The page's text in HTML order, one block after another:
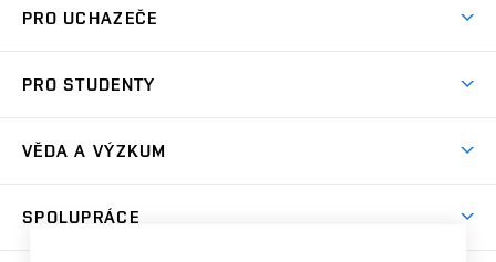
Koleje
Sport na VUT
Brno
PRO UCHAZEČE
Dny otevřených dveří
Celoživotní vzdělávání
PRO STUDENTY
Harmonogram akademického roku
Závěrečné práce
Zpracování osobních údajů studentů
Sociální bezpečí
Studium bez bariér
VĚDA A VÝZKUM
SPOLUPRÁCE